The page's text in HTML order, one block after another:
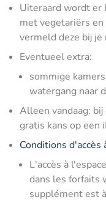
Uiteraard wordt er
met vegetariërs
vermeld deze bij je
Eventueel extra:
sommige
watergang naar
Alleen vandaag:
gratis kans op een
Conditions d'accès
L'accès à
dans les forfaits
supplément est